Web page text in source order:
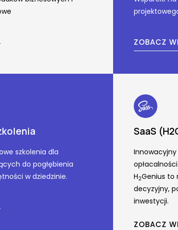
ZOBACZ
szkolenia dla
do pogłębienia
w dziedzinie.
SaaS
H2Genius to
decyzyjny,
inwestycji.
ZOBACZ